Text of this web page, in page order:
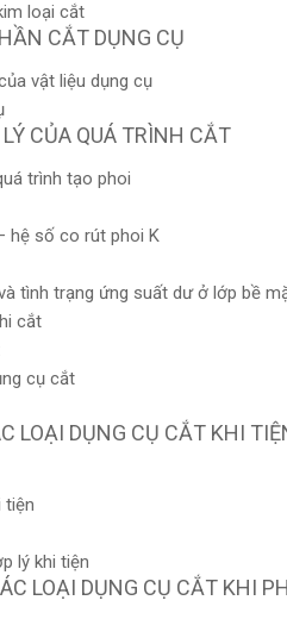
loại cắt
CẮT DỤNG CỤ
vật liệu dụng cụ
CỦA QUÁ TRÌNH CẮT
trình tạo phoi
hệ số co rút phoi K
tình trạng ứng suất dư ở lớp bề
cắt
cụ cắt
LOẠI DỤNG CỤ CẮT KHI
tiện
lý khi tiện
LOẠI DỤNG CỤ CẮT KHI